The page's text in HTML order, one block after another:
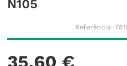
N105
Referência: